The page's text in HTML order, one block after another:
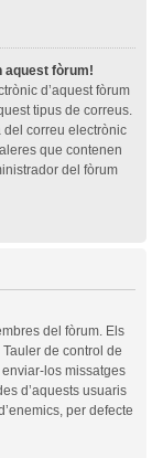
aquest fòrum!
d’aquest fòrum
tipus de correus.
del correu electrònic
que contenen
del fòrum
del fòrum. Els
de control de
los missatges
d’aquests usuaris
per defecte